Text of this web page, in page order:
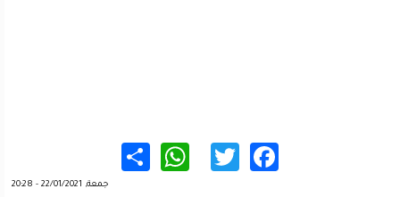
Facebook
Twitter
WhatsApp
جمعة, 22/01/2021 - 20:28